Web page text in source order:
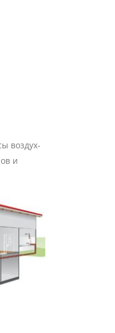
воздух-
и